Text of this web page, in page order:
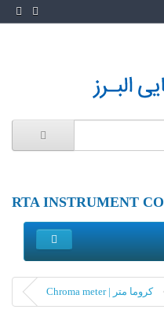
RTA INSTRUMENT CO
کروما متر | Chroma meter